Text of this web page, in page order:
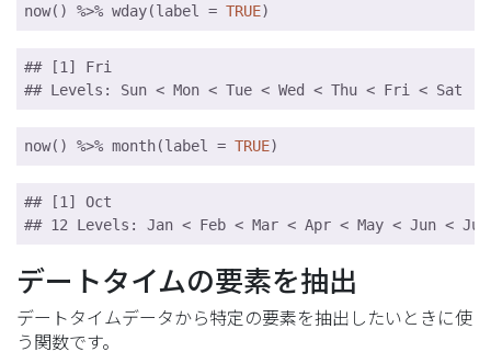
now() %>% wday(label = TRUE)
## [1] Fri
## Levels: Sun < Mon < Tue < Wed < Thu < Fri < Sat
now() %>% month(label = TRUE)
## [1] Oct
## 12 Levels: Jan < Feb < Mar < Apr < May < Jun <
デートタイムの要素を抽出
デートタイムデータから特定の要素を抽出したいときに使
う関数です。